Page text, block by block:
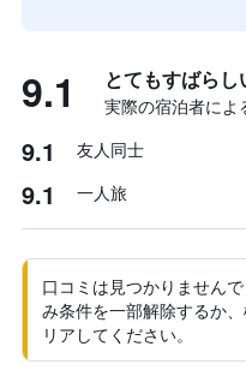
9.1 とてもすばらし
実際の宿泊者によ
9.1 友人同士
9.1 一人旅
口コミは見つかりません
み条件を一部解除するか
リアしてください。